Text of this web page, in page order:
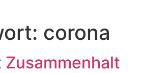
corona